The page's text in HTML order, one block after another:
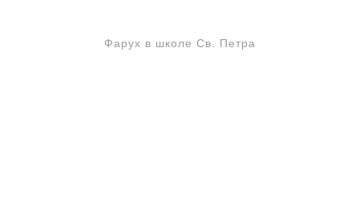
Фарух в школе Св. Петра